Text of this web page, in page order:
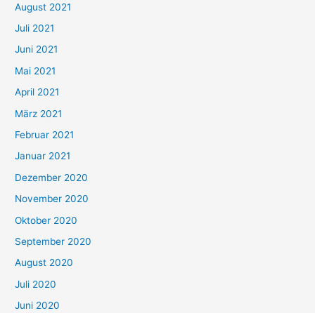
n
a
c
h
:
August 2021
Juli 2021
Juni 2021
Mai 2021
April 2021
März 2021
Februar 2021
Januar 2021
Dezember 2020
November 2020
Oktober 2020
September 2020
August 2020
Juli 2020
Juni 2020